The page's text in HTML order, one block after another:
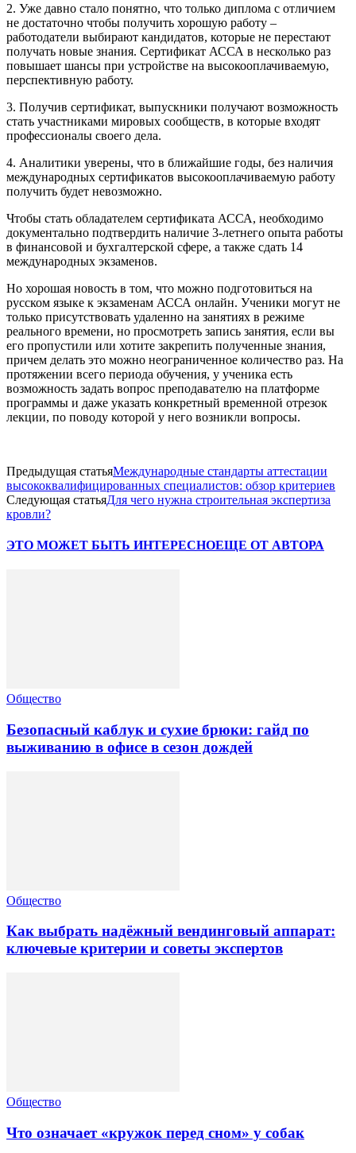
2. Уже давно стало понятно, что только диплома с отличием
не достаточно чтобы получить хорошую работу –
работодатели выбирают кандидатов, которые не перестают
получать новые знания. Сертификат АССА в несколько раз
повышает шансы при устройстве на высокооплачиваемую,
перспективную работу.
3. Получив сертификат, выпускники получают возможность
стать участниками мировых сообществ, в которые входят
профессионалы своего дела.
4. Аналитики уверены, что в ближайшие годы, без наличия
международных сертификатов высокооплачиваемую работу
получить будет невозможно.
Чтобы стать обладателем сертификата АССА, необходимо
документально подтвердить наличие 3-летнего опыта работы
в финансовой и бухгалтерской сфере, а также сдать 14
международных экзаменов.
Но хорошая новость в том, что можно подготовиться на
русском языке к экзаменам АССА онлайн. Ученики могут не
только присутствовать удаленно на занятиях в режиме
реального времени, но просмотреть запись занятия, если вы
его пропустили или хотите закрепить полученные знания,
причем делать это можно неограниченное количество раз. На
протяжении всего периода обучения, у ученика есть
возможность задать вопрос преподавателю на платформе
программы и даже указать конкретный временной отрезок
лекции, по поводу которой у него возникли вопросы.
Предыдущая статьяМеждународные стандарты аттестации
высококвалифицированных специалистов: обзор критериев
Следующая статьяДля чего нужна строительная экспертиза
кровли?
ЭТО МОЖЕТ БЫТЬ ИНТЕРЕСНОЕЩЕ ОТ АВТОРА
Общество
Безопасный каблук и сухие брюки: гайд по
выживанию в офисе в сезон дождей
Общество
Как выбрать надёжный вендинговый аппарат:
ключевые критерии и советы экспертов
Общество
Что означает «кружок перед сном» у собак